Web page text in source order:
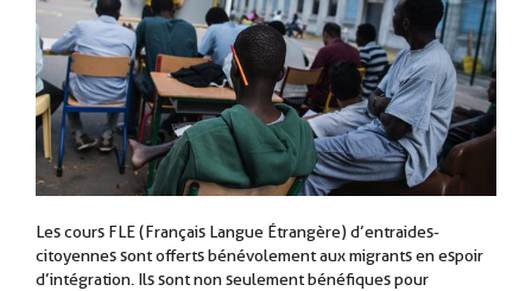
Les cours FLE (Français Langue Étrangère) d’entraides-
citoyennes sont offerts bénévolement aux migrants en espoir
d’intégration. Ils sont non seulement bénéfiques pour